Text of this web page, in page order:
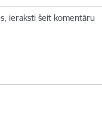
ieraksti šeit komentāru